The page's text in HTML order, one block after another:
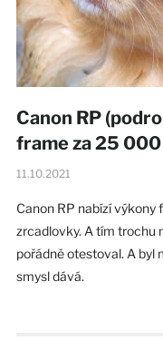
Canon RP
frame za 25
11.10.2021
Canon RP nabízí
zrcadlovky. A tím trochu
pořádně otestoval. A byl
smysl dává.